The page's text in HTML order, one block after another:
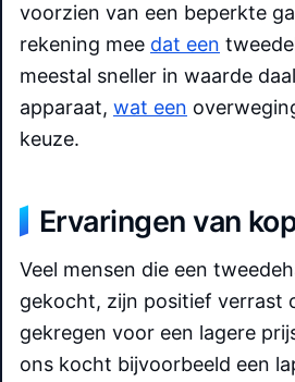
voorzien van een beperkte
rekening mee dat een
meestal sneller in waarde
apparaat, wat een
keuze.
Ervaringen van
Veel mensen die een
gekocht, zijn positief verrast
gekregen voor een lagere
ons kocht bijvoorbeeld een